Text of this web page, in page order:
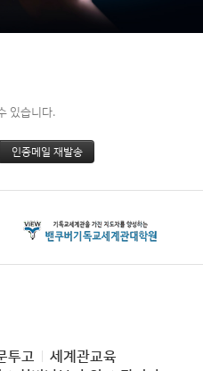
있습니다.
투고
세계관교육